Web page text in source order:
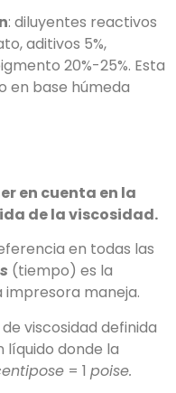
: diluyentes reactivos
aditivos 5%,
20%-25%. Esta
en base húmeda
en cuenta en la
de la viscosidad.
en todas las
(tiempo) es la
impresora maneja.
viscosidad definida
líquido donde la
= 1 poise.